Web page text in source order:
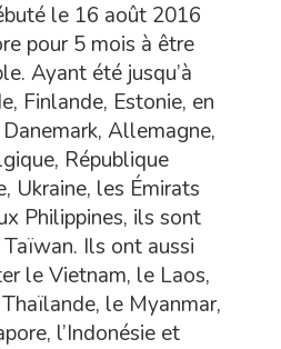
le 16 août 2016
pour 5 mois à être
Ayant été jusqu’à
Finlande, Estonie, en
Allemagne,
République
Ukraine, les Émirats
Philippines, ils sont
Ils ont aussi
le Vietnam, le Laos,
le Myanmar,
l’Indonésie et